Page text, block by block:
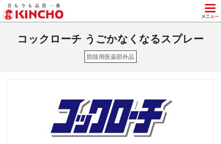
コックローチ うごかなくなるスプレー
防除用医薬部外品